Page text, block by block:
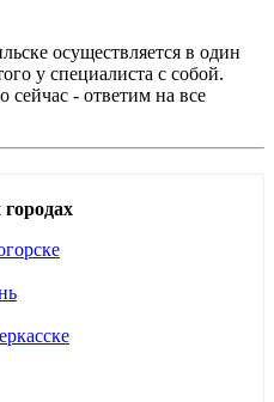
осуществляется в один
у специалиста с собой.
- ответим на все